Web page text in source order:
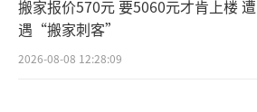
搬家报价570元 要5060元才肯上楼 遭
遇“搬家刺客”
2026-08-08 12:28:09